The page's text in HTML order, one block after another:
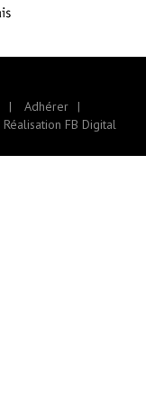
Adhérer
Réalisation FB Digital